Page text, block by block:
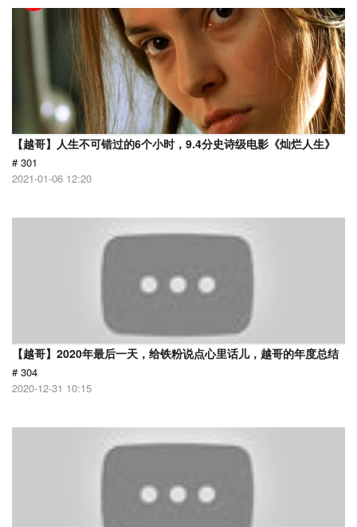
【越哥】人生不可错过的6个小时，9.4分史诗级电影《灿烂人生》
# 301
2021-01-06 12:20
【越哥】2020年最后一天，给铁粉说点心里话儿，越哥的年度总结
# 304
2020-12-31 10:15